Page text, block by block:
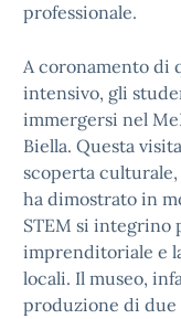
professionale.
A coronamento di
intensivo, gli
immergersi nel
Biella. Questa
scoperta
ha dimostrato in
STEM si integrino
imprenditoriale e
locali. Il museo,
produzione di